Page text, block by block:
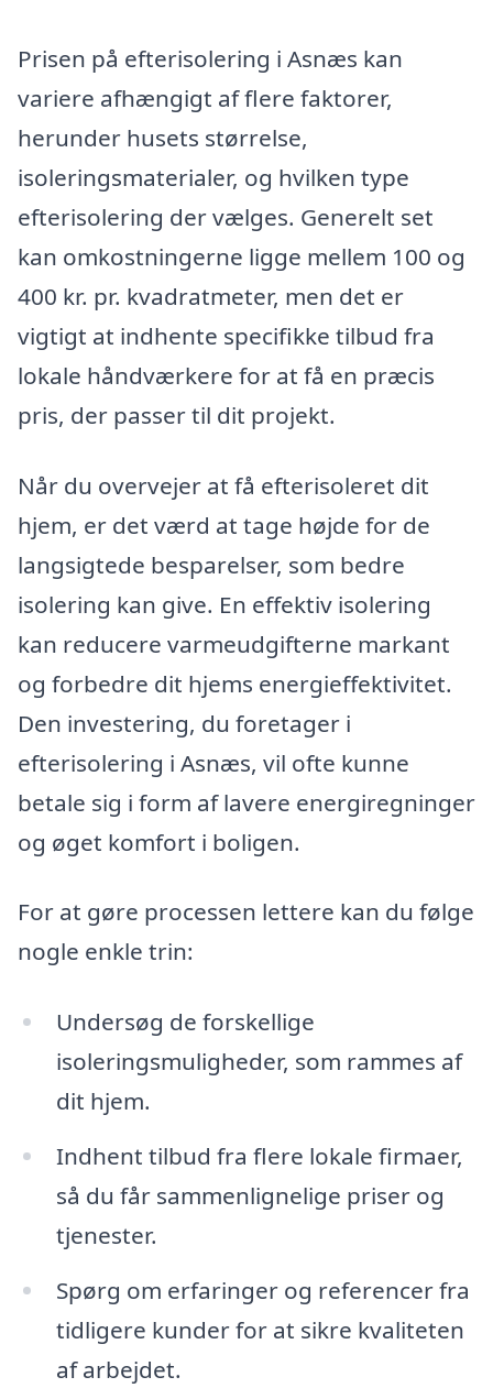
Prisen på efterisolering i Asnæs kan
variere afhængigt af flere faktorer,
herunder husets størrelse,
isoleringsmaterialer, og hvilken type
efterisolering der vælges. Generelt set
kan omkostningerne ligge mellem 100 og
400 kr. pr. kvadratmeter, men det er
vigtigt at indhente specifikke tilbud fra
lokale håndværkere for at få en præcis
pris, der passer til dit projekt.
Når du overvejer at få efterisoleret dit
hjem, er det værd at tage højde for de
langsigtede besparelser, som bedre
isolering kan give. En effektiv isolering
kan reducere varmeudgifterne markant
og forbedre dit hjems energieffektivitet.
Den investering, du foretager i
efterisolering i Asnæs, vil ofte kunne
betale sig i form af lavere energiregninger
og øget komfort i boligen.
For at gøre processen lettere kan du følge
nogle enkle trin:
Undersøg de forskellige
isoleringsmuligheder, som rammes af
dit hjem.
Indhent tilbud fra flere lokale firmaer,
så du får sammenlignelige priser og
tjenester.
Spørg om erfaringer og referencer fra
tidligere kunder for at sikre kvaliteten
af arbejdet.